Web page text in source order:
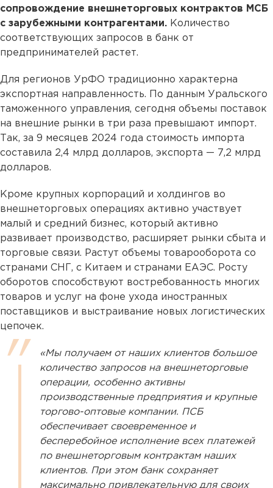
сопровождение внешнеторговых контрактов МСБ
с зарубежными контрагентами. Количество
соответствующих запросов в банк от
предпринимателей растет.
Для регионов УрФО традиционно характерна
экспортная направленность. По данным Уральского
таможенного управления, сегодня объемы поставок
на внешние рынки в три раза превышают импорт.
Так, за 9 месяцев 2024 года стоимость импорта
составила 2,4 млрд долларов, экспорта — 7,2 млрд
долларов.
Кроме крупных корпораций и холдингов во
внешнеторговых операциях активно участвует
малый и средний бизнес, который активно
развивает производство, расширяет рынки сбыта и
торговые связи. Растут объемы товарооборота со
странами СНГ, с Китаем и странами ЕАЭС. Росту
оборотов способствуют востребованность многих
товаров и услуг на фоне ухода иностранных
поставщиков и выстраивание новых логистических
цепочек.
«Мы получаем от наших клиентов большое
количество запросов на внешнеторговые
операции, особенно активны
производственные предприятия и крупные
торгово-оптовые компании. ПСБ
обеспечивает своевременное и
бесперебойное исполнение всех платежей
по внешнеторговым контрактам наших
клиентов. При этом банк сохраняет
максимально привлекательную для своих